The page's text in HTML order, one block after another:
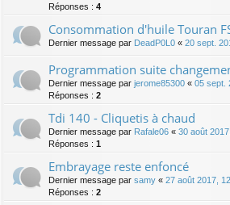
Réponses : 4
Consommation d'huile Touran
Dernier message par DeadP0L0 « 20 sept.
Programmation suite
Dernier message par jerome85300 « 05 sept.
Réponses : 2
Tdi 140 - Cliquetis à chaud
Dernier message par Rafale06 « 30 août
Réponses : 1
Embrayage reste enfoncé
Dernier message par samy « 27 août 2017,
Réponses : 2